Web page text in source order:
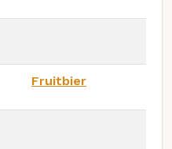
Fruitbier